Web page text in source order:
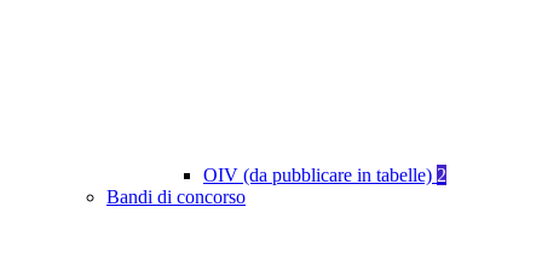
OIV (da pubblicare in tabelle) 2
Bandi di concorso